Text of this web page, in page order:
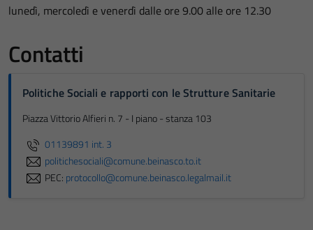
lunedì, mercoledì e venerdì dalle ore 9.00 alle ore 12.30
Contatti
Politiche Sociali e rapporti con le Strutture Sanitarie
Piazza Vittorio Alfieri n. 7 - I piano - stanza 103
01139891 int. 3
politichesociali@comune.beinasco.to.it
PEC: protocollo@comune.beinasco.legalmail.it